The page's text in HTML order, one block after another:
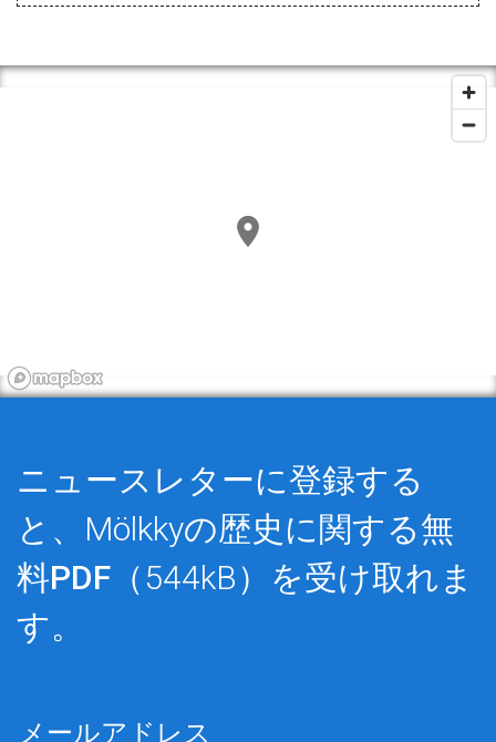
ニュースレターに登録する
と、Mölkkyの歴史に関する無
料PDF （544kB）を受け取れま
す。